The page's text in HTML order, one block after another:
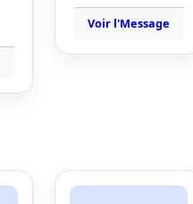
Voir l'Message